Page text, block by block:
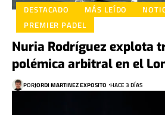
DESTACADO MÁS LEÍDO
PREMIER PADEL
Nuria Rodríguez explota
polémica arbitral en el
PORJORDI MARTINEZ EXPOSITO HACE 3 DÍAS